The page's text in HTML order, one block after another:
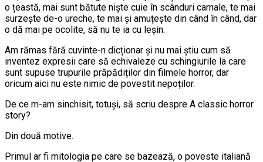
o țeastă, mai sunt bătute niște cuie în scânduri carnale, te mai
surzește de-o ureche, te mai și amuțește din când în când, dar
o dă mai pe ocolite, să nu te ia cu leșin.
Am rămas fără cuvinte-n dicționar și nu mai știu cum să
inventez expresii care să echivaleze cu schingiurile la care
sunt supuse trupurile prăpădiților din filmele horror, dar
oricum aici nu este nimic de povestit nepoților.
De ce m-am sinchisit, totuși, să scriu despre A classic horror
story?
Din două motive.
Primul ar fi mitologia pe care se bazează, o poveste italiană